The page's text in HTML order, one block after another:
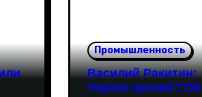
Промышленность
Василий Ракитин:
Черногорский ГОК